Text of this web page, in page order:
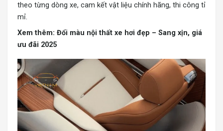
theo từng dòng xe, cam kết vật liệu chính hãng, thi công tỉ
mỉ.
Xem thêm: Đổi màu nội thất xe hơi đẹp – Sang xịn, giá
ưu đãi 2025